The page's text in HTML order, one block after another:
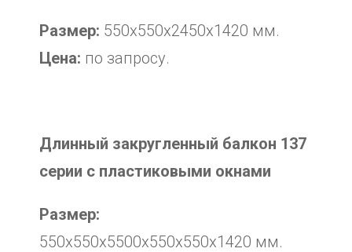
Размер: 550х550х2450х1420 мм.
Цена: по запросу.
Длинный закругленный балкон 137
серии с пластиковыми окнами
Размер:
550х550х5500х550х550х1420 мм.